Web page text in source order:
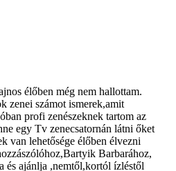
élőben még nem hallottam.
zenei számot ismerek,amit
profi zenészeknek tartom az
egy Tv zenecsatornán látni őket
van lehetősége élőben élvezni
Barbarához,
és ajánlja ,nemtől,kortól ízléstől